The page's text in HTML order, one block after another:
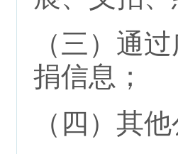
（三）通
捐信息；
（四）其